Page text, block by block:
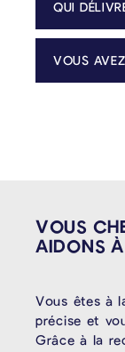
QUI
VOUS
VOUS
AIDONS
Vous êtes à
précise et
Grâce à la